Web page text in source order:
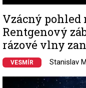
Vzácný pohled
Rentgenový
rázové vlny
VESMÍR Stanislav
Image